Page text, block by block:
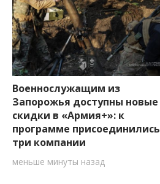
Военнослужащим из
Запорожья доступны новые
скидки в «Армия+»: к
программе присоединились
три компании
меньше минуты назад